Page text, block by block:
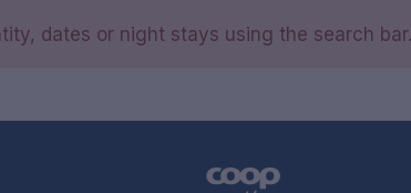
dates or night stays using the search bar.